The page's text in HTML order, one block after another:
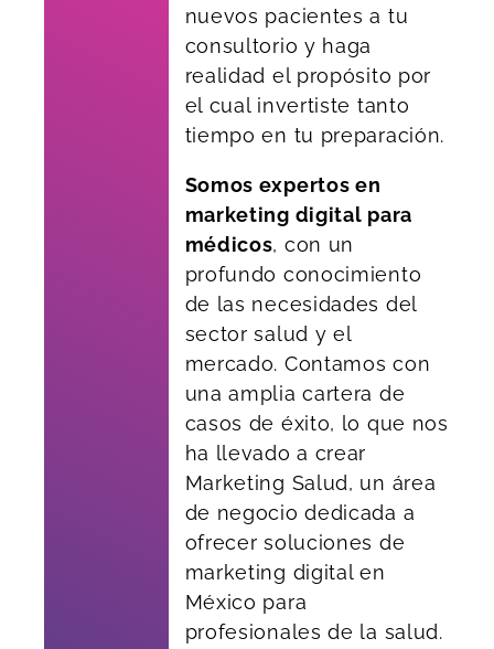
nuevos pacientes a tu
consultorio y haga
realidad el propósito por
el cual invertiste tanto
tiempo en tu preparación.
Somos expertos en
marketing digital para
médicos, con un
profundo conocimiento
de las necesidades del
sector salud y el
mercado. Contamos con
una amplia cartera de
casos de éxito, lo que nos
ha llevado a crear
Marketing Salud, un área
de negocio dedicada a
ofrecer soluciones de
marketing digital en
México para
profesionales de la salud.